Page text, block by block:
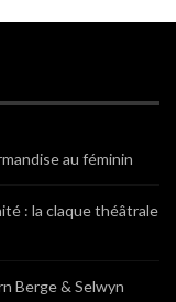
au féminin
: la claque théâtrale
Berge & Selwyn